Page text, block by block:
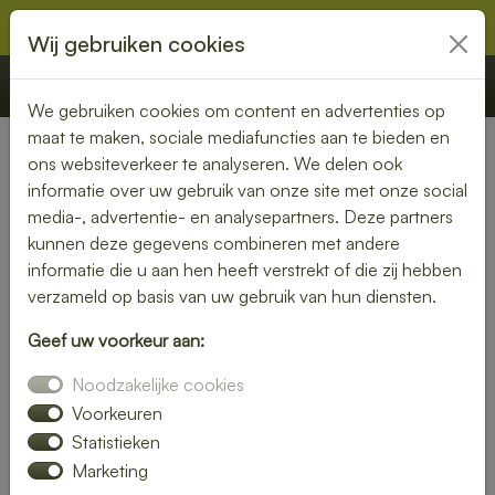
€ 0,00 Offerte Bestellen
Nederland» Oirlo
Lunch laten bezorgen in Oirlo
– gemak en kwaliteit aan je
deur
de keuken in? Laat je lunch bezorgen in Oirlo en geniet van
een smaakvolle maaltijd zonder moeite. Of je nu kiest voor
een vers belegd broodje, een gezonde salade of een warme
maaltijd – wij brengen jouw lunch vers en op tijd bij je thuis
Wij gebruiken cookies
We gebruiken cookies om content en advertenties op
maat te maken, sociale mediafuncties aan te bieden en
ons websiteverkeer te analyseren. We delen ook
informatie over uw gebruik van onze site met onze social
media-, advertentie- en analysepartners. Deze partners
kunnen deze gegevens combineren met andere
informatie die u aan hen heeft verstrekt of die zij hebben
verzameld op basis van uw gebruik van hun diensten.
Geef uw voorkeur aan:
Noodzakelijke cookies
Voorkeuren
Statistieken
Marketing